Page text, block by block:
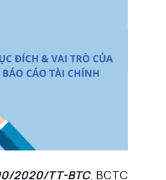
2020/TT-BTC, BCTC